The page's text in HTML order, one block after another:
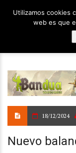
18/12/2024
Nuevo
Utilizamos cookies
web es que